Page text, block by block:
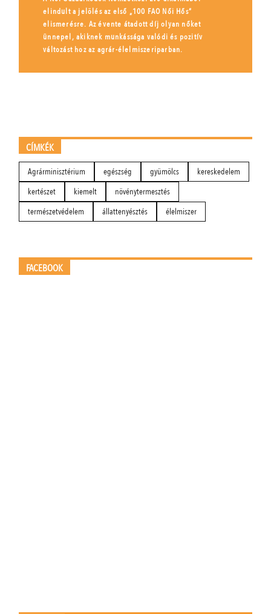
elindult a jelölés az első „100 FAO Női Hős”
elismerésre. Az évente átadott díj olyan nőket
ünnepel, akiknek munkássága valódi és pozitív
változást hoz az agrár-élelmiszeriparban.
CÍMKÉK
Agrárminisztérium egészség gyümölcs
kereskedelem
kertészet
kiemelt
növénytermesztés
természetvédelem
állattenyésztés élelmiszer
FACEBOOK